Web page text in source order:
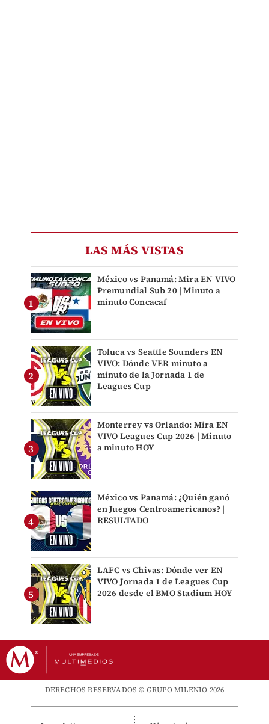
LAS MÁS VISTAS
México vs Panamá: Mira EN VIVO
Premundial Sub 20 | Minuto a
minuto Concacaf
Toluca vs Seattle Sounders EN
VIVO: Dónde VER minuto a
minuto de la Jornada 1 de
Leagues Cup
Monterrey vs Orlando: Mira EN
VIVO Leagues Cup 2026 | Minuto
a minuto HOY
México vs Panamá: ¿Quién ganó
en Juegos Centroamericanos? |
RESULTADO
LAFC vs Chivas: Dónde ver EN
VIVO Jornada 1 de Leagues Cup
2026 desde el BMO Stadium HOY
DERECHOS RESERVADOS © GRUPO MILENIO 2026